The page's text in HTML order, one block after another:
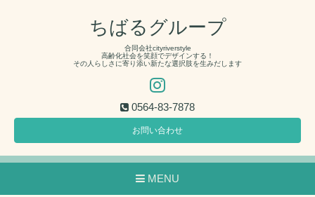
ちばるグループ
合同会社cityriverstyle
高齢化社会を笑顔でデザインする！
その人らしさに寄り添い新たな選択肢を生みだします
0564-83-7878
お問い合わせ
MENU